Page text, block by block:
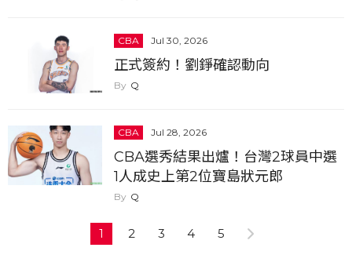
CBA Jul 30, 2026
正式簽約！劉錚確認動向
Q
CBA Jul 28, 2026
CBA選秀結果出爐！台灣2球員中選
1人成史上第2位寶島狀元郎
Q
1 2 3 4 5